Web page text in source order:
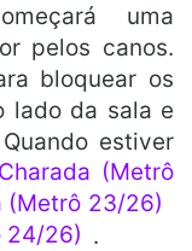
uma
pelos canos.
bloquear os
lado da sala e
estiver
(Metrô
(Metrô 23/26)
24/26) .